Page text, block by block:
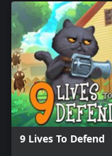
9 Lives To Defend